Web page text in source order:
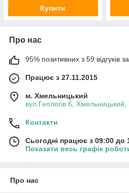
Купити
Про нас
95% позитивних з 59 відгуків за
Працює з 27.11.2015
м. Хмельницький
вул.Геологів 6, Хмельницький,
Контакти
Сьогодні працює з 09:00 до
Показати весь графік
Про нас